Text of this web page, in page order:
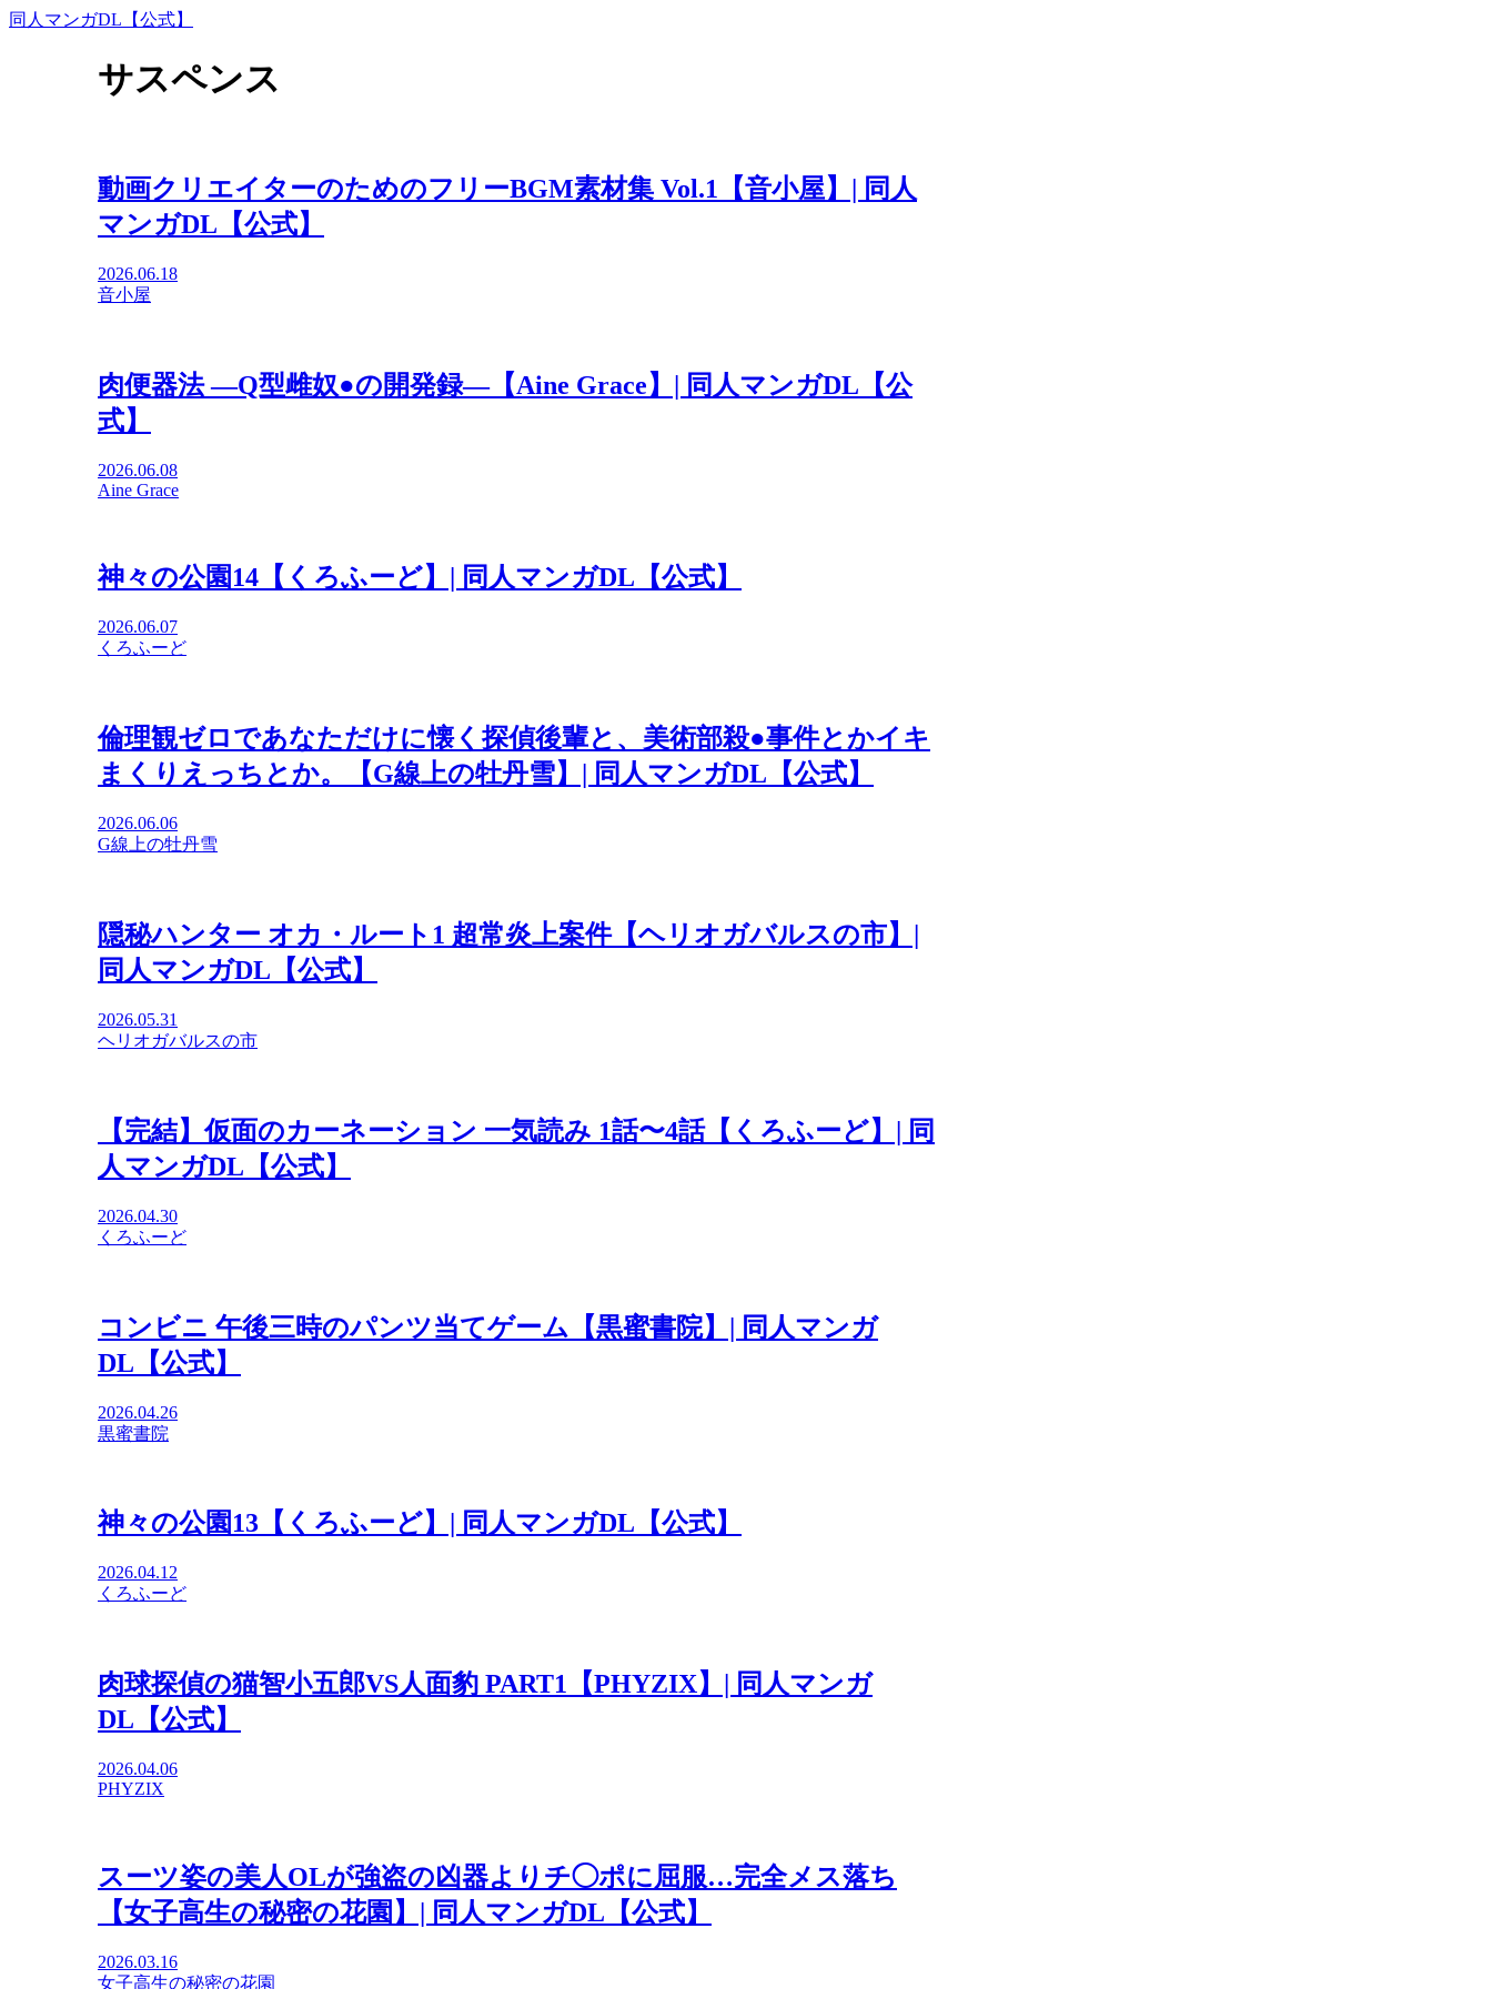
同人マンガDL【公式】
サスペンス
動画クリエイターのためのフリーBGM素材集 Vol.1【音小屋】| 同人
マンガDL【公式】
2026.06.18
音小屋
肉便器法 —Q型雌奴●の開発録—【Aine Grace】| 同人マンガDL【公
式】
2026.06.08
Aine Grace
神々の公園14【くろふーど】| 同人マンガDL【公式】
2026.06.07
くろふーど
倫理観ゼロであなただけに懐く探偵後輩と、美術部殺●事件とかイキ
まくりえっちとか。【G線上の牡丹雪】| 同人マンガDL【公式】
2026.06.06
G線上の牡丹雪
隠秘ハンター オカ・ルート1 超常炎上案件【ヘリオガバルスの市】|
同人マンガDL【公式】
2026.05.31
ヘリオガバルスの市
【完結】仮面のカーネーション 一気読み 1話〜4話【くろふーど】| 同
人マンガDL【公式】
2026.04.30
くろふーど
コンビニ 午後三時のパンツ当てゲーム【黒蜜書院】| 同人マンガ
DL【公式】
2026.04.26
黒蜜書院
神々の公園13【くろふーど】| 同人マンガDL【公式】
2026.04.12
くろふーど
肉球探偵の猫智小五郎VS人面豹 PART1【PHYZIX】| 同人マンガ
DL【公式】
2026.04.06
PHYZIX
スーツ姿の美人OLが強盗の凶器よりチ◯ポに屈服…完全メス落ち
【女子高生の秘密の花園】| 同人マンガDL【公式】
2026.03.16
女子高生の秘密の花園